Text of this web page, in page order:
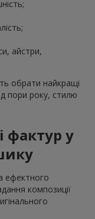
айстри,
обрати найкращі
пори року, стилю
фактур у
ефектного
композиції